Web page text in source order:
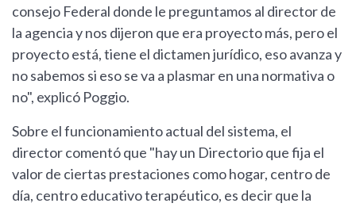
consejo Federal donde le preguntamos al director de
la agencia y nos dijeron que era proyecto más, pero el
proyecto está, tiene el dictamen jurídico, eso avanza y
no sabemos si eso se va a plasmar en una normativa o
no", explicó Poggio.
Sobre el funcionamiento actual del sistema, el
director comentó que "hay un Directorio que fija el
valor de ciertas prestaciones como hogar, centro de
día, centro educativo terapéutico, es decir que la